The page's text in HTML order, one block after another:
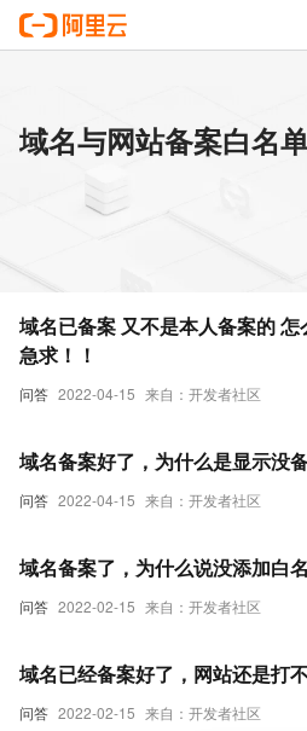
域名与网站备案白名
问答 2022-04-15 来自：开发者社区
域名已备案 又不是本人备案的 怎
急求！！
问答 2022-04-15 来自：开发者社区
域名备案好了，为什么是显示没
问答 2022-02-15 来自：开发者社区
域名备案了，为什么说没添加白
问答 2022-02-15 来自：开发者社区
域名已经备案好了，网站还是打